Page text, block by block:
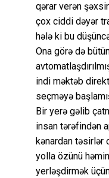
qərar verən
çox ciddi dəyər
hələ ki bu
Ona görə də
indi məktəb
seçməyə
Bir yerə gəlib
insan tərəfindən
kənardan təsirlər
yolla özünü
yerləşdirmək